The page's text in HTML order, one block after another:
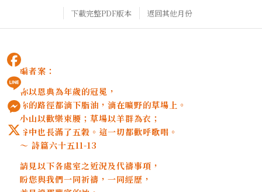
下載完整PDF版本 返回其他月份
編者案：
祢以恩典為年歲的冠冕，
祢的路徑都滴下脂油，滴在曠野的草場上。
小山以歡樂束腰；草場以羊群為衣；
谷中也長滿了五穀。這一切都歡呼歌唱。
～ 詩篇六十五11-13
請見以下各處室之近況及代禱事項，
盼您與我們一同祈禱，一同經歷，
Facebook
Line
Messenger